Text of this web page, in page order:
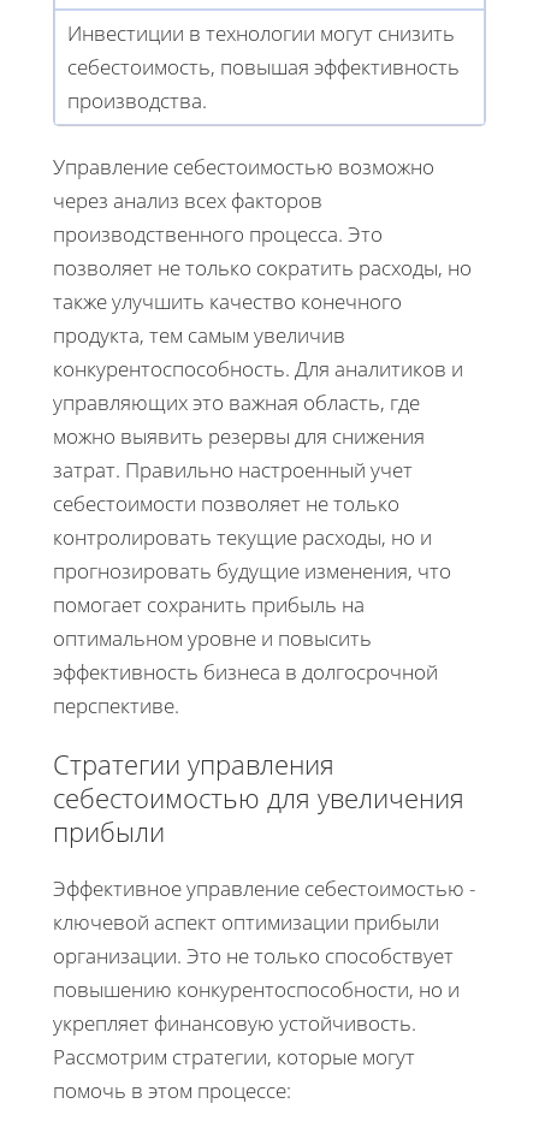
Инвестиции в технологии могут снизить
себестоимость, повышая эффективность
производства.
Управление себестоимостью возможно
через анализ всех факторов
производственного процесса. Это
позволяет не только сократить расходы, но
также улучшить качество конечного
продукта, тем самым увеличив
конкурентоспособность. Для аналитиков и
управляющих это важная область, где
можно выявить резервы для снижения
затрат. Правильно настроенный учет
себестоимости позволяет не только
контролировать текущие расходы, но и
прогнозировать будущие изменения, что
помогает сохранить прибыль на
оптимальном уровне и повысить
эффективность бизнеса в долгосрочной
перспективе.
Стратегии управления
себестоимостью для увеличения
прибыли
Эффективное управление себестоимостью -
ключевой аспект оптимизации прибыли
организации. Это не только способствует
повышению конкурентоспособности, но и
укрепляет финансовую устойчивость.
Рассмотрим стратегии, которые могут
помочь в этом процессе: